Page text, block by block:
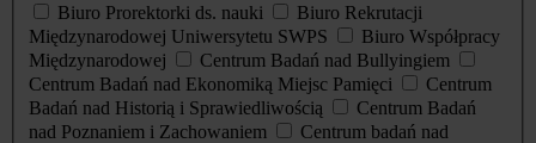
Biuro Prorektorki ds. nauki
Biuro Rekrutacji
Międzynarodowej Uniwersytetu SWPS
Biuro Współpracy
Międzynarodowej
Centrum Badań nad Bullyingiem
Centrum Badań nad Ekonomiką Miejsc Pamięci
Centrum
Badań nad Historią i Sprawiedliwością
Centrum Badań
nad Poznaniem i Zachowaniem
Centrum badań nad